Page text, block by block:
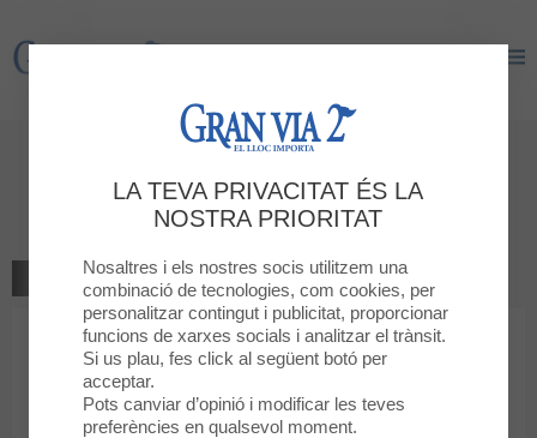
Gran Via 2
Dóna la teva opinió
Mango Man
TORNAR A LA BOTIGA
La teva classificació 5
4
3
2
Missatge
LA TEVA PRIVACITAT ÉS LA
NOSTRA PRIORITAT
Nosaltres i els nostres socis utilitzem una
combinació de tecnologies, com cookies, per
personalitzar contingut i publicitat, proporcionar
funcions de xarxes socials i analitzar el trànsit.
Si us plau, fes click al següent botó per
acceptar.
Pots canviar d’opinió i modificar les teves
preferències en qualsevol moment.